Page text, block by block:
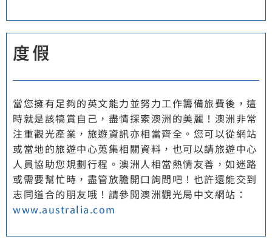
度假
當您擁有足夠的英文能力並努力工作籌備旅費後，這
時就是該犒賞自己，盡情探索澳洲的美麗！澳洲非常
注重觀光產業，旅遊資訊亦相當齊全。您可以從網站
或當地的旅遊中心蒐集相關資料，也可以請旅遊中心
人員協助您規劃行程。澳洲人相當熱情友善，如迷路
或需要幫忙時，盡管放膽開口詢問吧！也許還能交到
志同道合的朋友哦！請參閱澳洲觀光局中文網站：
www.australia.com